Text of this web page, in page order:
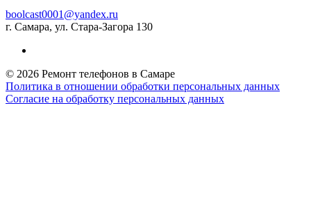
boolcast0001@yandex.ru
г. Самара, ул. Стара-Загора 130
© 2026 Ремонт телефонов в Самаре
Политика в отношении обработки персональных данных
Согласие на обработку персональных данных